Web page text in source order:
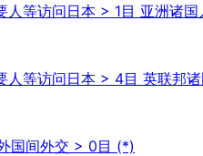
等访问日本 > 1目 亚洲诸
人等访问日本 > 4目 英联邦
国间外交 > 0目 (*)